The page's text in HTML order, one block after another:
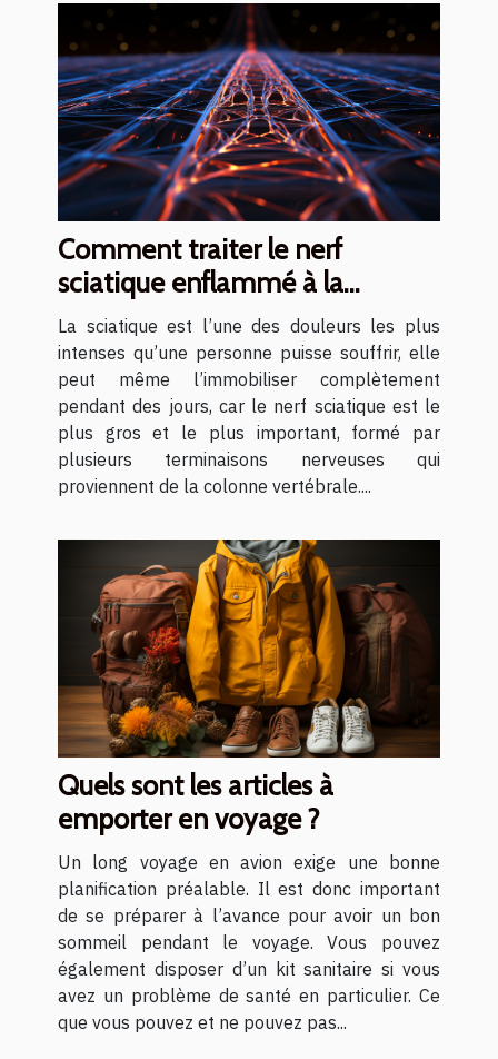
Comment traiter le nerf
sciatique enflammé à la
maison ?
La sciatique est l’une des douleurs les plus
intenses qu’une personne puisse souffrir, elle
peut même l’immobiliser complètement
pendant des jours, car le nerf sciatique est le
plus gros et le plus important, formé par
plusieurs terminaisons nerveuses qui
proviennent de la colonne vertébrale....
Quels sont les articles à
emporter en voyage ?
Un long voyage en avion exige une bonne
planification préalable. Il est donc important
de se préparer à l’avance pour avoir un bon
sommeil pendant le voyage. Vous pouvez
également disposer d’un kit sanitaire si vous
avez un problème de santé en particulier. Ce
que vous pouvez et ne pouvez pas...